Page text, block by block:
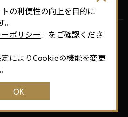
の利便性の向上を目的に
ポリシー」をご確認くださ
によりCookieの機能を変更
OK